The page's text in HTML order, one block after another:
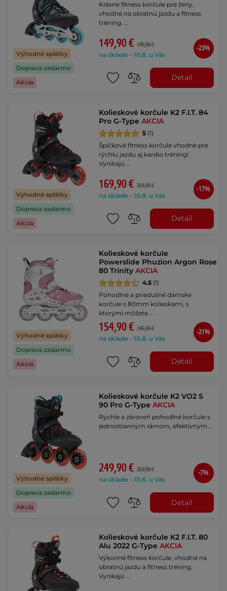
Výhodné splátky
Doprava zadarmo
Akcia
Krásne fitness korčule pre ženy,
vhodné na obratnú jazdu a fitness
tréning. …
149,90 € 195,90 €
na sklade – 10.8. u Vás
-23%
Detail
Výhodné splátky
Doprava zadarmo
Akcia
Kolieskové korčule K2 F.I.T. 84
Pro G-TypeAKCIA
5 (1)
Špičkové fitness korčule vhodné pre
rýchlu jazdu aj kardio tréning!
Vynikajú …
169,90 € 204,90 €
na sklade – 10.8. u Vás
-17%
Detail
Výhodné splátky
Doprava zadarmo
Akcia
Kolieskové korčule
Powerslide Phuzion Argon Rose
80 TrinityAKCIA
4.5 (1)
Pohodlné a priedušné dámske
korčule s 80mm kolieskami, s
ktorými môžete …
154,90 € 195,90 €
na sklade – 10.8. u Vás
-21%
Detail
Výhodné splátky
Doprava zadarmo
Akcia
Kolieskové korčule K2 VO2 S
90 Pro G-TypeAKCIA
Rýchle a zároveň pohodlné korčule s
jednostranným rámom, efektívnym …
249,90 € 269,90 €
na sklade – 10.8. u Vás
-7%
Detail
Kolieskové korčule K2 F.I.T. 80
Alu 2022 G-TypeAKCIA
Výkonné fitness korčule, vhodné na
obratnú jazdu a fitness tréning.
Vynikajú …